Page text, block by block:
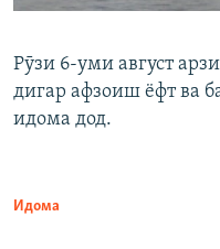
Рӯзи 6-уми август
дигар афзоиш ёфт ва
идома дод.
Идома